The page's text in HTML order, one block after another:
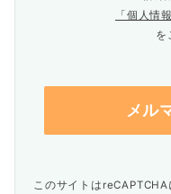
「個人情
を
このサイトは